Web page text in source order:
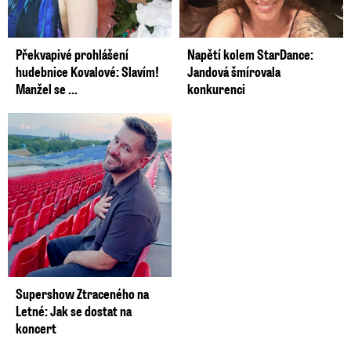
Překvapivé prohlášení
hudebnice Kovalové: Slavím!
Manžel se ...
Napětí kolem StarDance:
Jandová šmírovala
konkurenci
Supershow Ztraceného na
Letné: Jak se dostat na
koncert